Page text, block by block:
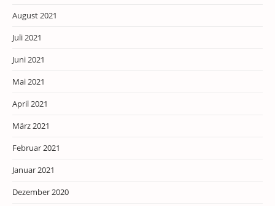
August 2021
Juli 2021
Juni 2021
Mai 2021
April 2021
März 2021
Februar 2021
Januar 2021
Dezember 2020